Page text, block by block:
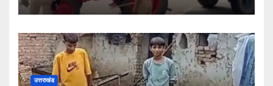
उत्तराखंड